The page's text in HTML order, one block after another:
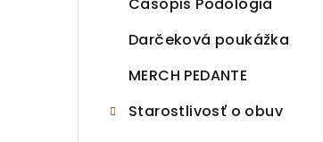
Darčeková poukážka
MERCH PEDANTE
Starostlivosť o obuv